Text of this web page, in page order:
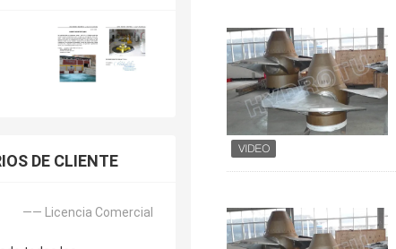
DE CLIENTE
—— Licencia Comercial